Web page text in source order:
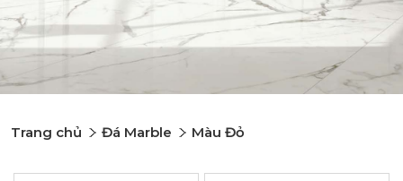
Trang chủ Đá Marble Màu Đỏ